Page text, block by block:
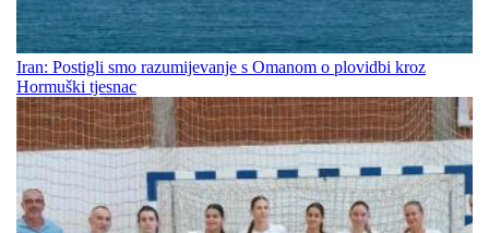
Iran: Postigli smo razumijevanje s Omanom o plovidbi kroz
Hormuški tjesnac